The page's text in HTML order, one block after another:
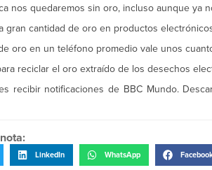
nos quedaremos sin oro, incluso aunque ya
gran cantidad de oro en productos
oro en un teléfono promedio vale unos
reciclar el oro extraído de los desechos
recibir notificaciones de BBC Mundo.
LinkedIn WhatsApp